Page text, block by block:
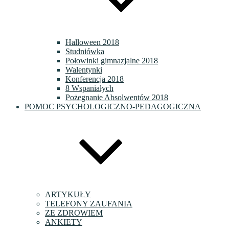
Halloween 2018
Studniówka
Połowinki gimnazjalne 2018
Walentynki
Konferencja 2018
8 Wspaniałych
Pożegnanie Absolwentów 2018
POMOC PSYCHOLOGICZNO-PEDAGOGICZNA
ARTYKUŁY
TELEFONY ZAUFANIA
ZE ZDROWIEM
ANKIETY